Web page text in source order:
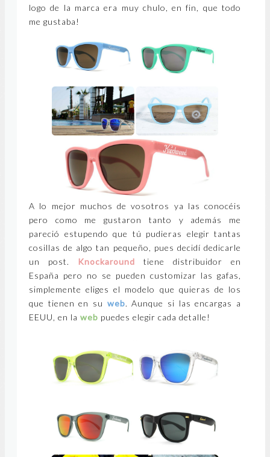
logo de la marca era muy chulo, en fin, que todo
me gustaba!
A lo mejor muchos de vosotros ya las conocéis
pero como me gustaron tanto y además me
pareció estupendo que tú pudieras elegir tantas
cosillas de algo tan pequeño, pues decidí dedicarle
un post. Knockaround tiene distribuidor en
España pero no se pueden customizar las gafas,
simplemente eliges el modelo que quieras de los
que tienen en su web. Aunque si las encargas a
EEUU, en la web puedes elegir cada detalle!